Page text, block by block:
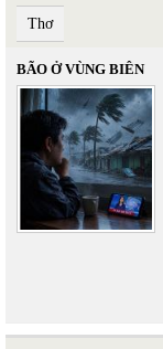
Thơ
BÃO Ở VÙNG BIÊN